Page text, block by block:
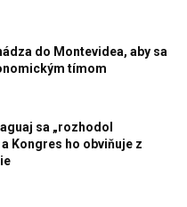
do Montevidea, aby sa
tímom
sa „rozhodol
Kongres ho obviňuje z